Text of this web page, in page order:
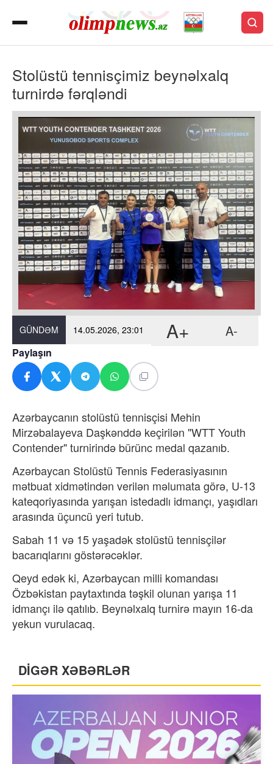
Stolüstü tennisçimiz beynəlxalq
turnirdə fərqləndi
GÜNDƏM 14.05.2026, 23:01 A+ A-
Paylaşın
Azərbaycanın stolüstü tennisçisi Mehin
Mirzəbalayeva Daşkənddə keçirilən "WTT Youth
Contender" turnirində bürünc medal qazanıb.
Azərbaycan Stolüstü Tennis Federasiyasının
mətbuat xidmətindən verilən məlumata görə, U-13
kateqoriyasında yarışan istedadlı idmançı, yaşıdları
arasında üçuncü yeri tutub.
Sabah 11 və 15 yaşadək stolüstü tennisçilər
bacarıqlarını göstərəcəklər.
Qeyd edək ki, Azərbaycan milli komandası
Özbəkistan paytaxtında təşkil olunan yarışa 11
idmançı ilə qatılıb. Beynəlxalq turnirə mayın 16-da
yekun vurulacaq.
DİGƏR XƏBƏRLƏR